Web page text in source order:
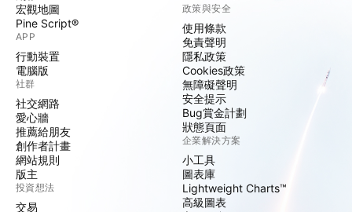
宏觀地圖
Pine Script®
APP
行動裝置
電腦版
社群
社交網路
愛心牆
推薦給朋友
創作者計畫
網站規則
版主
投資想法
交易
政策與安全
使用條款
免責聲明
隱私政策
Cookies政策
無障礙聲明
安全提示
Bug賞金計劃
狀態頁面
企業解決方案
小工具
圖表庫
Lightweight Charts™
高級圖表